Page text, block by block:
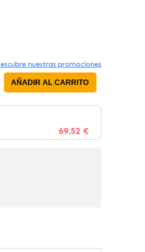
nuestras promociones
AÑADIR AL CARRITO
69.52 €